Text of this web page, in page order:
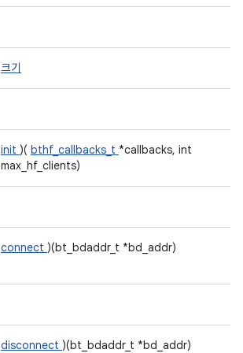
크기
init )( bthf_callbacks_t *callbacks, int
max_hf_clients)
connect )(bt_bdaddr_t *bd_addr)
disconnect )(bt_bdaddr_t *bd_addr)